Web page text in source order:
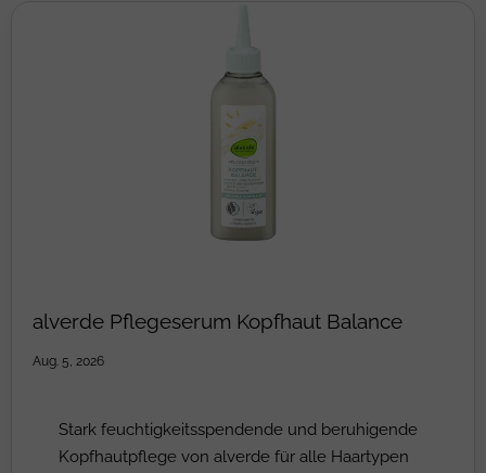
alverde Pflegeserum Kopfhaut Balance
Aug. 5, 2026
Stark feuchtigkeitsspendende und beruhigende
Kopfhautpflege von alverde für alle Haartypen